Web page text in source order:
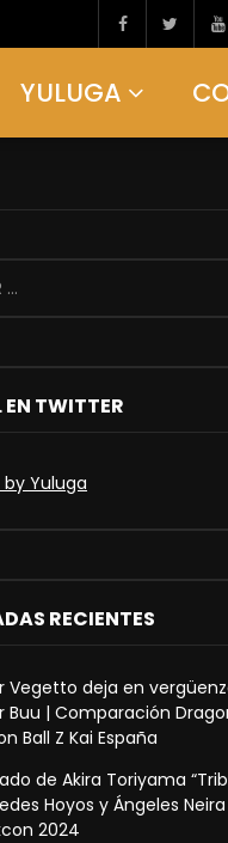
YULUGA
EN TWITTER
Yuluga
RECIENTES
Vegetto deja en
Buu | Comparación
Ball Z Kai España
de Akira Toriyama
Hoyos y Ángeles
2024